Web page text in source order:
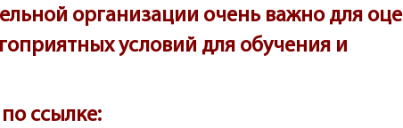
организации очень важно для
условий для обучения и
ссылке: